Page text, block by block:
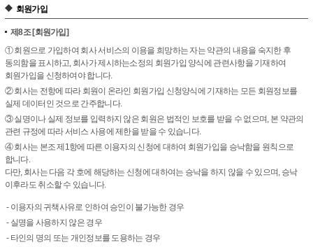
회원가입
제8조[회원가입]
① 회원으로 가입하여 회사 서비스의 이용을 희망하는 자는 약관의 내용을 숙지한 후
동의함을 표시하고, 회사가 제시하는소정의 회원가입 양식에 관련사항을 기재하여
회원가입을 신청하여야 합니다.
② 회사는 전항에 따라 회원이 온라인 회원가입 신청양식에 기재하는 모든 회원정보를
실제 데이터인 것으로 간주합니다.
③ 실명이나 실제 정보를 입력하지 않은 회원은 법적인 보호를 받을 수 없으며, 본 약관의
관련 규정에 따라 서비스 사용에 제한을 받을 수 있습니다.
④ 회사는 본조 제1항에 따른 이용자의 신청에 대하여 회원가입을 승낙함을 원칙으로
합니다.
다만, 회사는 다음 각 호에 해당하는 신청에 대하여는 승낙을 하지 않을 수 있으며, 승낙
이후라도 취소할 수 있습니다.
- 이용자의 귀책사유로 인하여 승인이 불가능한 경우
- 실명을 사용하지 않은 경우
- 타인의 명의 또는 개인정보를 도용하는 경우